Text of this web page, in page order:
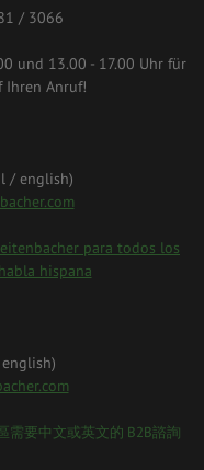
/ 3066
und 13.00 - 17.00 Uhr für
Ihren Anruf!
/ english)
para todos los
hispana
需要中⽂或英⽂的 B2B諮詢